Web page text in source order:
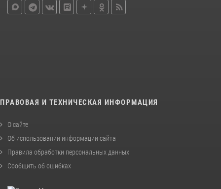
ПРАВОВАЯ И ТЕХНИЧЕСКАЯ ИНФОРМАЦИЯ
О сайте
Об использовании информации сайта
Правила обработки персональных данных
Сообщить об ошибках